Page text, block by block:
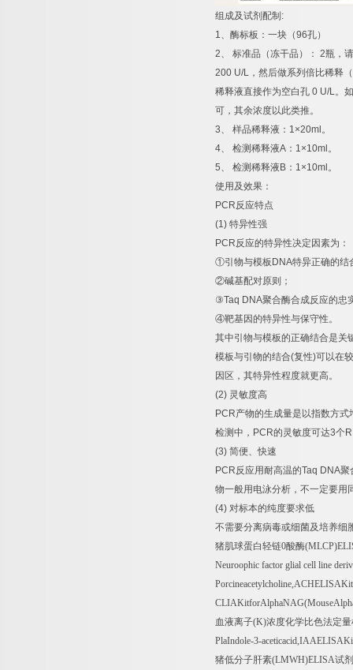
组成及试剂配制 :
1、酶标板：一块（96孔）
2、 标准品（冻干品）： 2瓶，
200 U/L ，然后做系列倍比稀释
稀释液直接作为空白孔 0 U/L。
可，其余浓度以此类推。
3、 样品稀释液： 1×20ml 。
4、 检测稀释液A ： 1×10ml 。
5、 检测稀释液 B ： 1×10ml 。
使用及效果：
PCR反应特点
(1) 特异性强
PCR反应的特异性决定因素为：
①引物与模板 DNA特异正确的结
②碱基配对原则；
③Taq DNA聚合酶合成反应的忠
④靶基因的特异性与保守性。
其中引物与模板的正确结合是关
模板与引物的结合(复性)可以在
因区，其特异性程度就更高。
(2) 灵敏度高
PCR产物的生成量是以指数方式
检测中， PCR的灵敏度可达3个
(3) 简便、快速
PCR反应用耐高温的Taq DNA聚
物一般用电泳分析，不一定要用
(4) 对标本的纯度要求低
不需要分离病毒或细菌及培养细
猪肌球蛋白轻链0酸酶
Neuroophic factor glial cell line
血液离子(K)浓度化学比色法定
PlaIndole-3-
猪低分子肝素(LMWH)ELISA试